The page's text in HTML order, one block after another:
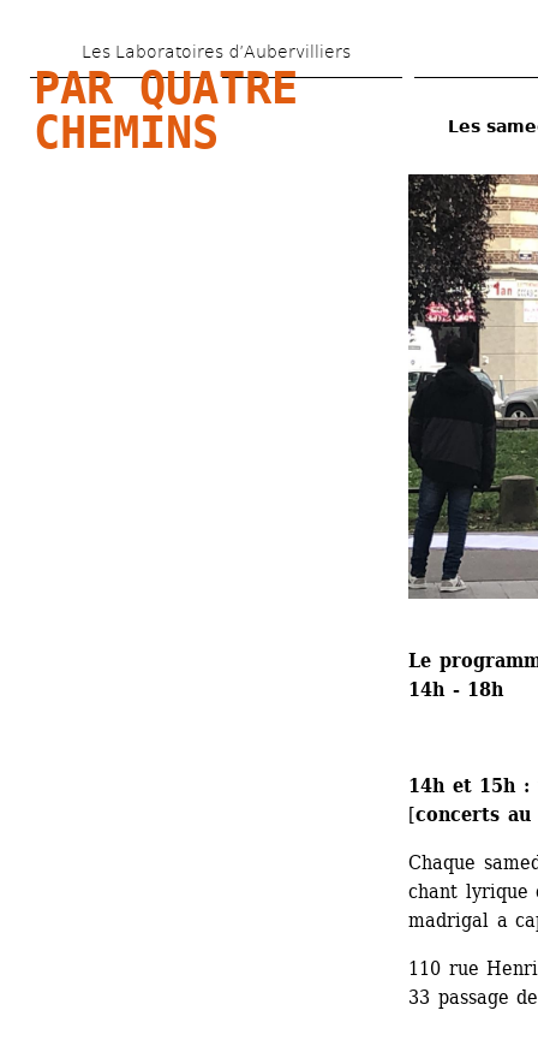
au
contenu
principal
Les Laboratoires d’Aubervilliers
PAR QUATRE
CHEMINS
Les
Le
14h - 18h
14h et 15h :
[concerts au
Chaque
chant lyrique
madrigal a
110 rue
33 passage